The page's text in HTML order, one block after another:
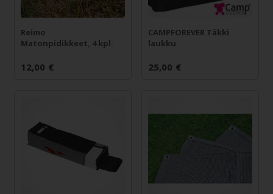
Reimo
Matonpidikkeet, 4 kpl.
12,00 €
CAMPFOREVER Täkki
laukku
25,00 €